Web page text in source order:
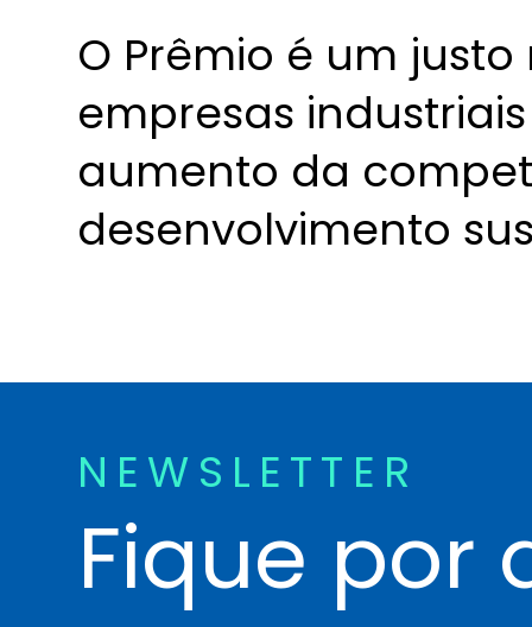
O Prêmio é um
empresas
aumento da
desenvolvimento
NEWSLETTER
Fique por